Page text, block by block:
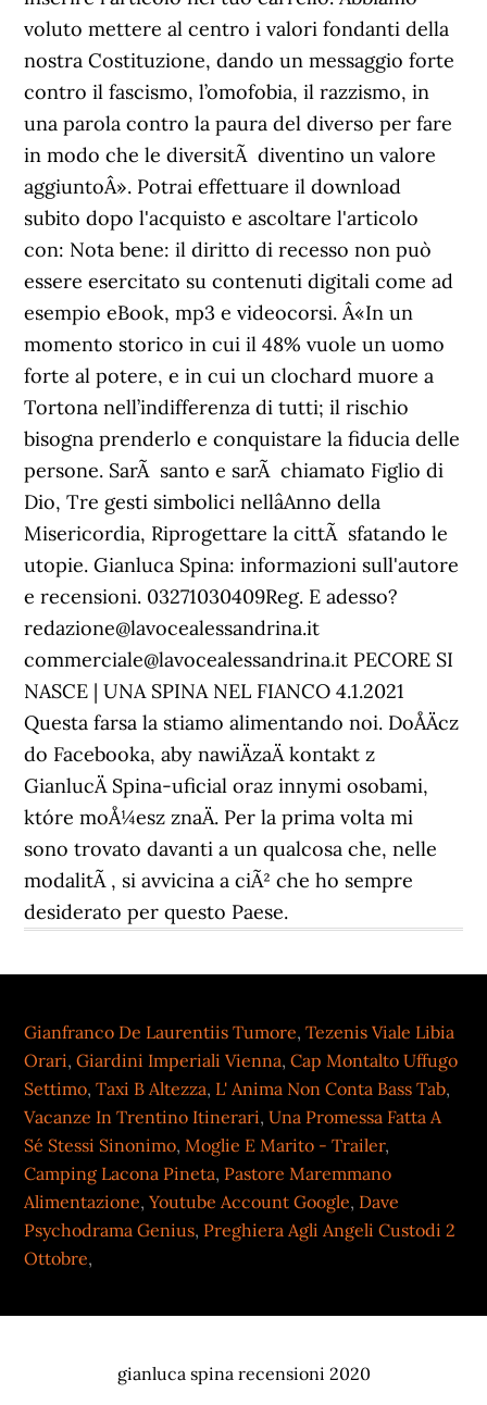
Gianfranco De Laurentiis Tumore,Tezenis Viale Libia
Orari,Giardini Imperiali Vienna,Cap Montalto Uffugo
Settimo,Taxi B Altezza, L' Anima Non Conta Bass Tab,
Vacanze In Trentino Itinerari,Una Promessa Fatta A
Sé Stessi Sinonimo,Moglie E Marito - Trailer,
Camping Lacona Pineta, Pastore Maremmano
Alimentazione,Youtube Account Google, Dave
Psychodrama Genius, Preghiera Agli Angeli Custodi 2
Ottobre,
gianluca spina recensioni 2020